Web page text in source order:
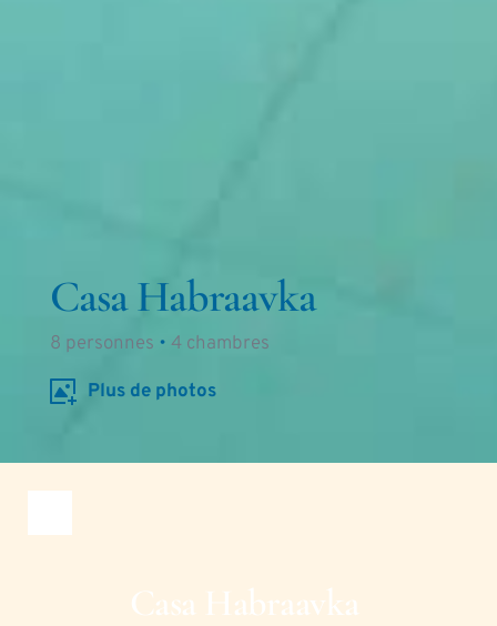
Casa Habraavka
8 personnes • 4 chambres
Plus de photos
Casa Habraavka